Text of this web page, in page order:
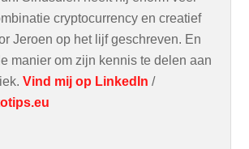
cryptocurrency en creatief
Jeroen op het lijf geschreven. En
manier om zijn kennis te delen aan
Vind mij op LinkedIn /